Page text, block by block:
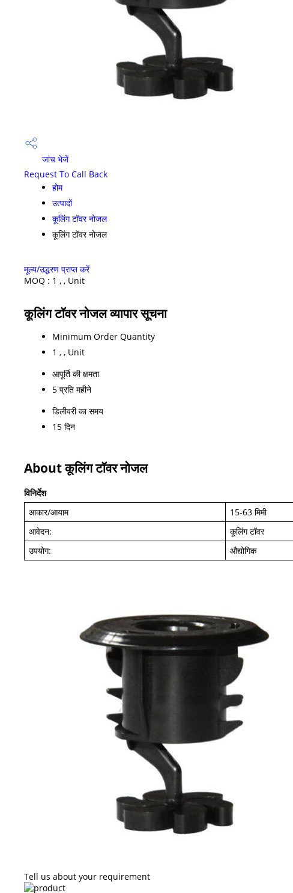
जांच भेजें
Request To Call Back
होम
उत्पादों
कूलिंग टॉवर नोजल
कूलिंग टॉवर नोजल
मूल्य/उद्धरण प्राप्त करें
MOQ : 1 , , Unit
कूलिंग टॉवर नोजल व्यापार सूचना
Minimum Order Quantity
1 , , Unit
आपूर्ति की क्षमता
5 प्रति महीने
डिलीवरी का समय
15 दिन
About कूलिंग टॉवर नोजल
विनिर्देश
आकार/आयाम
15-63 मिमी
आवेदन:
कूलिंग टॉवर
उपयोग:
औद्योगिक
Tell us about your requirement